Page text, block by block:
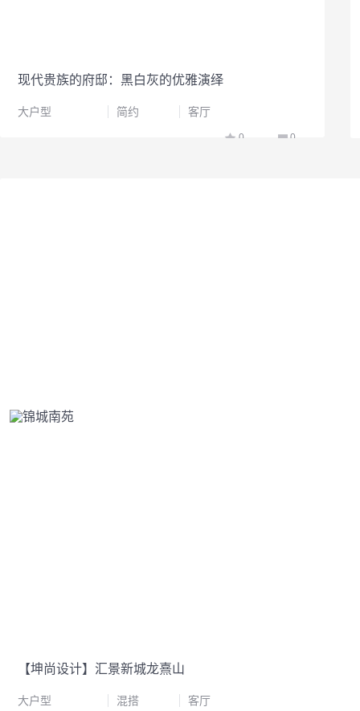
现代贵族的府邸：黑白灰的优雅演绎
大户型 简约 客厅
0 0
【坤尚设计】汇景新城龙熹山
大户型 混搭 客厅